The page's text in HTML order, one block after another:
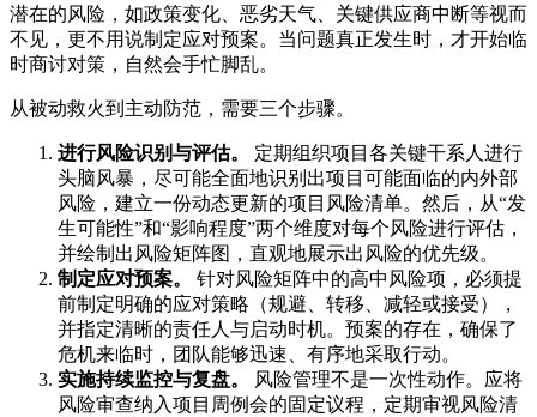
潜在的风险，如政策变化、恶劣天气、关键供应商中断等视而
不见，更不用说制定应对预案。当问题真正发生时，才开始临
时商讨对策，自然会手忙脚乱。
从被动救火到主动防范，需要三个步骤。
进行风险识别与评估。
定期组织项目各关键干系人进行
头脑风暴，尽可能全面地识别出项目可能面临的内外部
风险，建立一份动态更新的项目风险清单。然后，从“发
生可能性”和“影响程度”两个维度对每个风险进行评估，
并绘制出风险矩阵图，直观地展示出风险的优先级。
制定应对预案。
针对风险矩阵中的高中风险项，必须提
前制定明确的应对策略（规避、转移、减轻或接受），
并指定清晰的责任人与启动时机。预案的存在，确保了
危机来临时，团队能够迅速、有序地采取行动。
实施持续监控与复盘。
风险管理不是一次性动作。应将
风险审查纳入项目周例会的固定议程，定期审视风险清